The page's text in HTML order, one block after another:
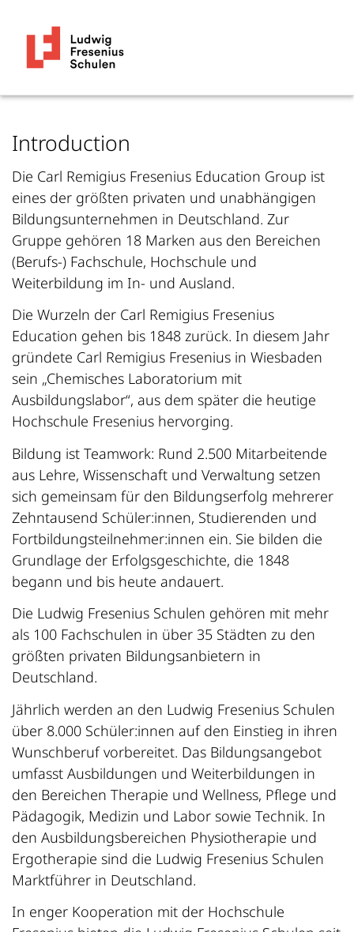
Introduction
Die Carl Remigius Fresenius Education Group ist
eines der größten privaten und unabhängigen
Bildungsunternehmen in Deutschland. Zur
Gruppe gehören 18 Marken aus den Bereichen
(Berufs-) Fachschule, Hochschule und
Weiterbildung im In- und Ausland.
Die Wurzeln der Carl Remigius Fresenius
Education gehen bis 1848 zurück. In diesem Jahr
gründete Carl Remigius Fresenius in Wiesbaden
sein „Chemisches Laboratorium mit
Ausbildungslabor“, aus dem später die heutige
Hochschule Fresenius hervorging.
Bildung ist Teamwork: Rund 2.500 Mitarbeitende
aus Lehre, Wissenschaft und Verwaltung setzen
sich gemeinsam für den Bildungserfolg mehrerer
Zehntausend Schüler:innen, Studierenden und
Fortbildungsteilnehmer:innen ein. Sie bilden die
Grundlage der Erfolgsgeschichte, die 1848
begann und bis heute andauert.
Die Ludwig Fresenius Schulen gehören mit mehr
als 100 Fachschulen in über 35 Städten zu den
größten privaten Bildungsanbietern in
Deutschland.
Jährlich werden an den Ludwig Fresenius Schulen
über 8.000 Schüler:innen auf den Einstieg in ihren
Wunschberuf vorbereitet. Das Bildungsangebot
umfasst Ausbildungen und Weiterbildungen in
den Bereichen Therapie und Wellness, Pflege und
Pädagogik, Medizin und Labor sowie Technik. In
den Ausbildungsbereichen Physiotherapie und
Ergotherapie sind die Ludwig Fresenius Schulen
Marktführer in Deutschland.
In enger Kooperation mit der Hochschule